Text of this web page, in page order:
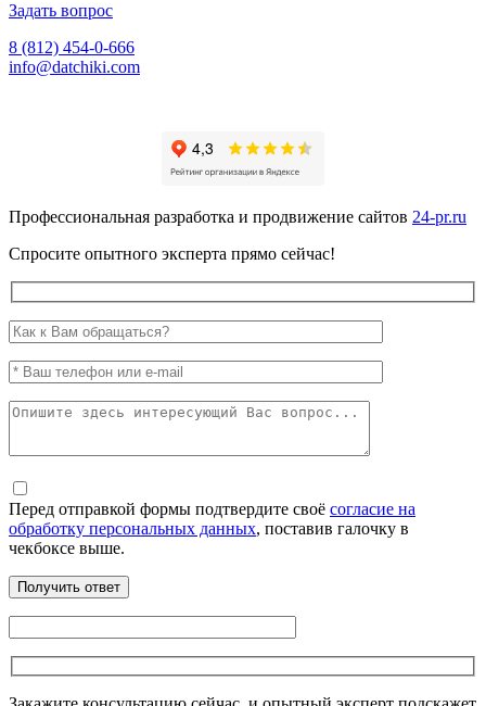
Задать вопрос
8 (812) 454-0-666
info@datchiki.com
Профессиональная разработка и продвижение сайтов 24-pr.ru
Спросите опытного эксперта прямо сейчас!
Перед отправкой формы подтвердите своё согласие на
обработку персональных данных, поставив галочку в
чекбоксе выше.